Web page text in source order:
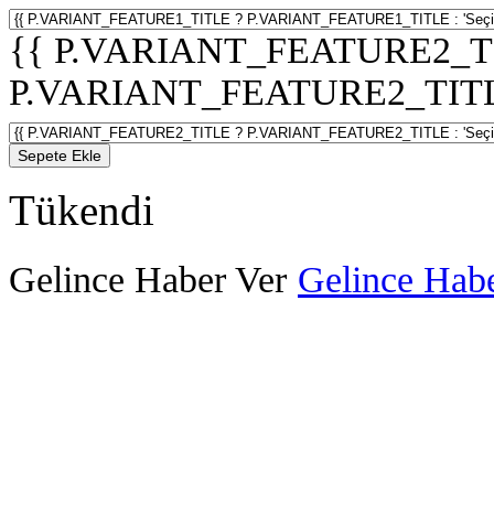
{{
Sepete Ekle
Tükendi
Gelince Haber Ver Gelince